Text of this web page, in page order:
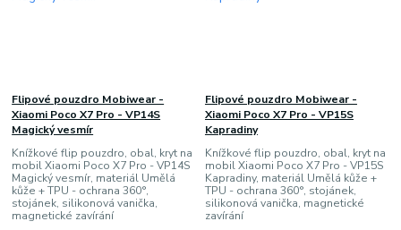
Flipové pouzdro Mobiwear -
Xiaomi Poco X7 Pro - VP14S
Magický vesmír
Knížkové flip pouzdro, obal, kryt na
mobil Xiaomi Poco X7 Pro - VP14S
Magický vesmír, materiál Umělá
kůže + TPU - ochrana 360°,
stojánek, silikonová vanička,
magnetické zavírání
Flipové pouzdro Mobiwear -
Xiaomi Poco X7 Pro - VP15S
Kapradiny
Knížkové flip pouzdro, obal, kryt na
mobil Xiaomi Poco X7 Pro - VP15S
Kapradiny, materiál Umělá kůže +
TPU - ochrana 360°, stojánek,
silikonová vanička, magnetické
zavírání